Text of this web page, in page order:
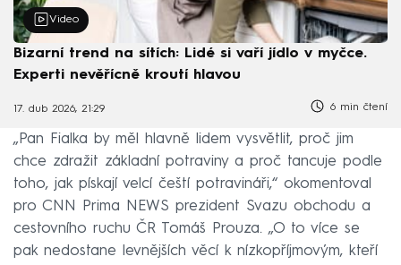
Video
Bizarní trend na sítích: Lidé si vaří jídlo v myčce.
Experti nevěřícně kroutí hlavou
17. dub 2026, 21:29 6 min čtení
„Pan Fialka by měl hlavně lidem vysvětlit, proč jim
chce zdražit základní potraviny a proč tancuje podle
toho, jak pískají velcí čeští potravináři,“ okomentoval
pro CNN Prima NEWS prezident Svazu obchodu a
cestovního ruchu ČR Tomáš Prouza. „O to více se
pak nedostane levnějších věcí k nízkopříjmovým, kteří